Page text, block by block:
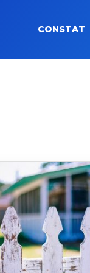
Rechercher :
CONSTAT